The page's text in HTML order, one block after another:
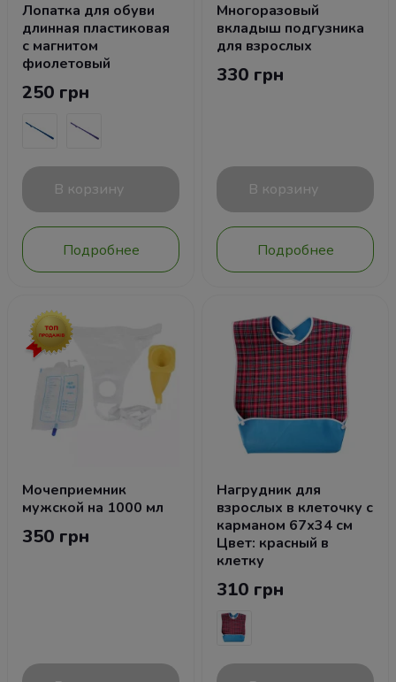
Лопатка для обуви
длинная пластиковая
с магнитом
фиолетовый
250 грн
В корзину
Подробнее
Многоразовый
вкладыш подгузника
для взрослых
330 грн
В корзину
Подробнее
Мочеприемник
мужской на 1000 мл
350 грн
Нагрудник для
взрослых в клеточку с
карманом 67х34 см
Цвет: красный в
клетку
310 грн